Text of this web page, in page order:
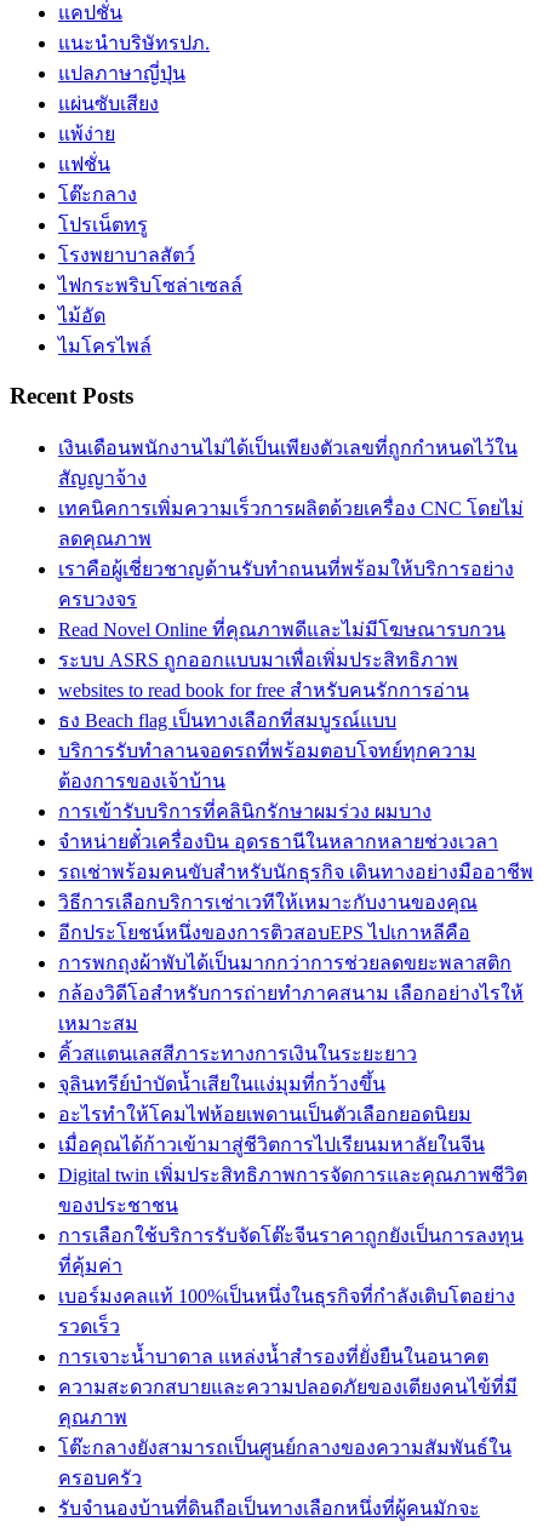
แคปชั่น
แนะนำบริษัทรปภ.
แปลภาษาญี่ปุ่น
แผ่นซับเสียง
แพ้ง่าย
แฟชั่น
โต๊ะกลาง
โปรเน็ตทรู
โรงพยาบาลสัตว์
ไฟกระพริบโซล่าเซลล์
ไม้อัด
ไมโครไพล์
Recent Posts
เงินเดือนพนักงานไม่ได้เป็นเพียงตัวเลขที่ถูกกำหนดไว้ใน
สัญญาจ้าง
เทคนิคการเพิ่มความเร็วการผลิตด้วยเครื่อง CNC โดยไม่
ลดคุณภาพ
เราคือผู้เชี่ยวชาญด้านรับทำถนนที่พร้อมให้บริการอย่าง
ครบวงจร
Read Novel Online ที่คุณภาพดีและไม่มีโฆษณารบกวน
ระบบ ASRS ถูกออกแบบมาเพื่อเพิ่มประสิทธิภาพ
websites to read book for free สำหรับคนรักการอ่าน
ธง Beach flag เป็นทางเลือกที่สมบูรณ์แบบ
บริการรับทำลานจอดรถที่พร้อมตอบโจทย์ทุกความ
ต้องการของเจ้าบ้าน
การเข้ารับบริการที่คลินิกรักษาผมร่วง ผมบาง
จำหน่ายตั๋วเครื่องบิน อุดรธานีในหลากหลายช่วงเวลา
รถเช่าพร้อมคนขับสำหรับนักธุรกิจ เดินทางอย่างมืออาชีพ
วิธีการเลือกบริการเช่าเวทีให้เหมาะกับงานของคุณ
อีกประโยชน์หนึ่งของการติวสอบEPS ไปเกาหลีคือ
การพกถุงผ้าพับได้เป็นมากกว่าการช่วยลดขยะพลาสติก
กล้องวิดีโอสำหรับการถ่ายทำภาคสนาม เลือกอย่างไรให้
เหมาะสม
คิ้วสแตนเลสสีภาระทางการเงินในระยะยาว
จุลินทรีย์บำบัดน้ำเสียในแง่มุมที่กว้างขึ้น
อะไรทำให้โคมไฟห้อยเพดานเป็นตัวเลือกยอดนิยม
เมื่อคุณได้ก้าวเข้ามาสู่ชีวิตการไปเรียนมหาลัยในจีน
Digital twin เพิ่มประสิทธิภาพการจัดการและคุณภาพชีวิต
ของประชาชน
การเลือกใช้บริการรับจัดโต๊ะจีนราคาถูกยังเป็นการลงทุน
ที่คุ้มค่า
เบอร์มงคลแท้ 100%เป็นหนึ่งในธุรกิจที่กำลังเติบโตอย่าง
รวดเร็ว
การเจาะน้ำบาดาล แหล่งน้ำสำรองที่ยั่งยืนในอนาคต
ความสะดวกสบายและความปลอดภัยของเตียงคนไข้ที่มี
คุณภาพ
โต๊ะกลางยังสามารถเป็นศูนย์กลางของความสัมพันธ์ใน
ครอบครัว
รับจำนองบ้านที่ดินถือเป็นทางเลือกหนึ่งที่ผู้คนมักจะ